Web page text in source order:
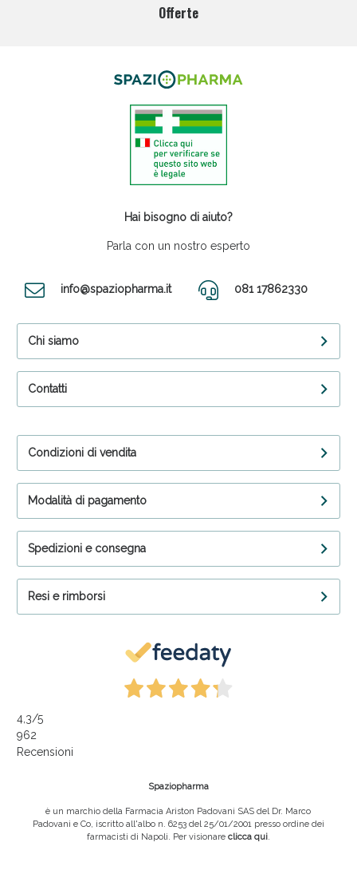
Offerte
Hai bisogno di aiuto?
Parla con un nostro esperto
info@spaziopharma.it 081 17862330
Chi siamo
Contatti
Condizioni di vendita
Modalità di pagamento
Spedizioni e consegna
Resi e rimborsi
4,3/5
962
Recensioni
Spaziopharma
è un marchio della Farmacia Ariston Padovani SAS del Dr. Marco
Padovani e Co, iscritto all'albo n. 6253 del 25/01/2001 presso ordine dei
farmacisti di Napoli. Per visionare clicca qui.